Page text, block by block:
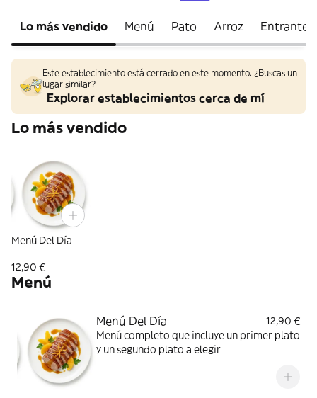
Lo más vendido Menú Pato Arroz Entrantes
Este establecimiento está cerrado en este momento. ¿Buscas un
lugar similar?
Explorar establecimientos cerca de mí
Lo más vendido
Menú Del Día
12,90 €
Menú
Menú Del Día
12,90 €
Menú completo que incluye un primer plato
y un segundo plato a elegir